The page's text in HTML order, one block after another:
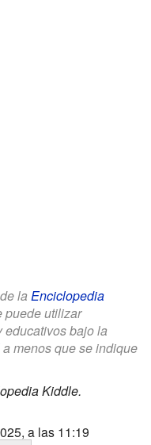
la Enciclopedia
puede utilizar
educativos bajo la
a menos que se indique
Kiddle.
a las 11:19